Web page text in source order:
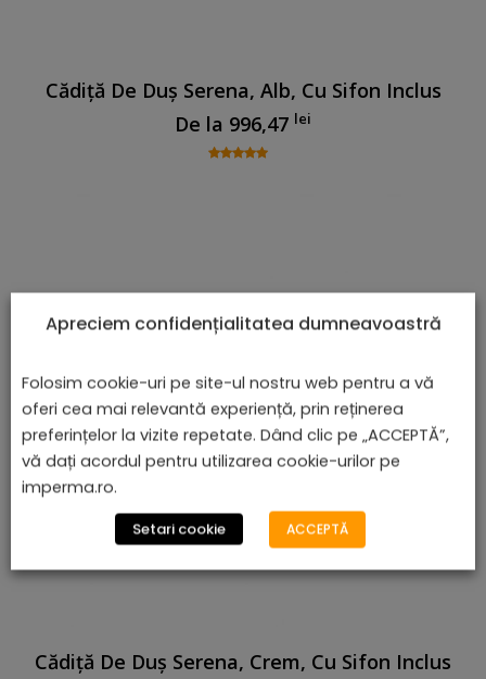
Cădiță De Duș Serena, Alb, Cu Sifon Inclus
De la 996,47 lei
Cădiță De Duș Serena, Crem, Cu Sifon Inclus
Apreciem confidențialitatea dumneavoastră
Folosim cookie-uri pe site-ul nostru web pentru a vă
oferi cea mai relevantă experiență, prin reținerea
preferințelor la vizite repetate. Dând clic pe „ACCEPTĂ”,
vă dați acordul pentru utilizarea cookie-urilor pe
imperma.ro.
Setari cookie ACCEPTĂ